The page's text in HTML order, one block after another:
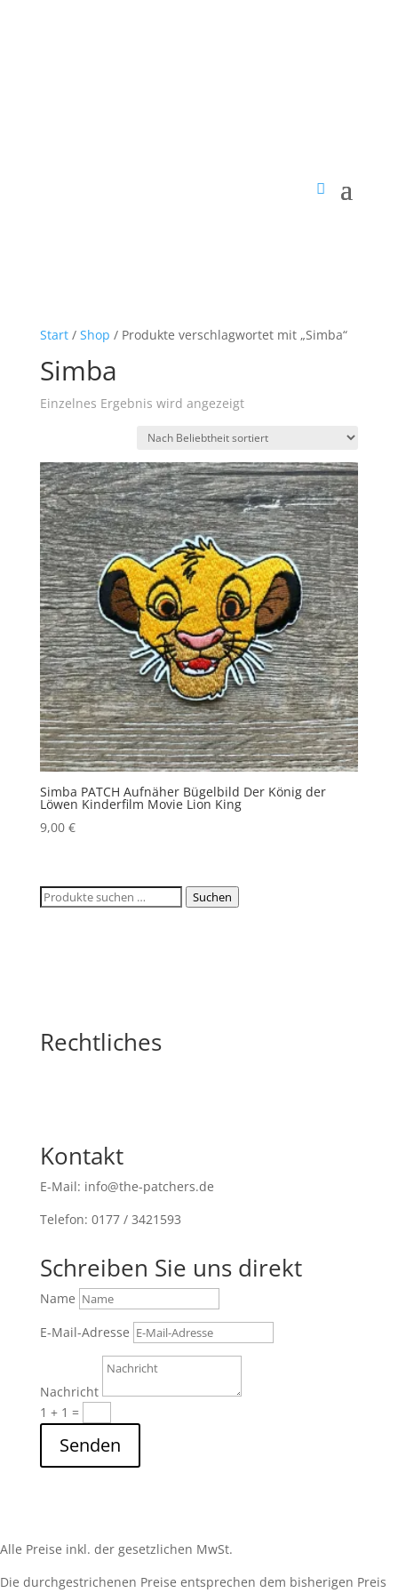
Start/ Shop / Produkte verschlagwortet mit „Simba“
Simba
Einzelnes Ergebnis wird angezeigt
Simba PATCH Aufnäher Bügelbild Der König der
Löwen Kinderfilm Movie Lion King
9,00 €
Suchen
Suchen
Rechtliches
Kontakt
E-Mail: info@the-patchers.de
Telefon: 0177 / 3421593
Schreiben Sie uns direkt
Name
E-Mail-Adresse
Nachricht
1 + 1 =
Senden
Alle Preise inkl. der gesetzlichen MwSt.
Die durchgestrichenen Preise entsprechen dem bisherigen Preis